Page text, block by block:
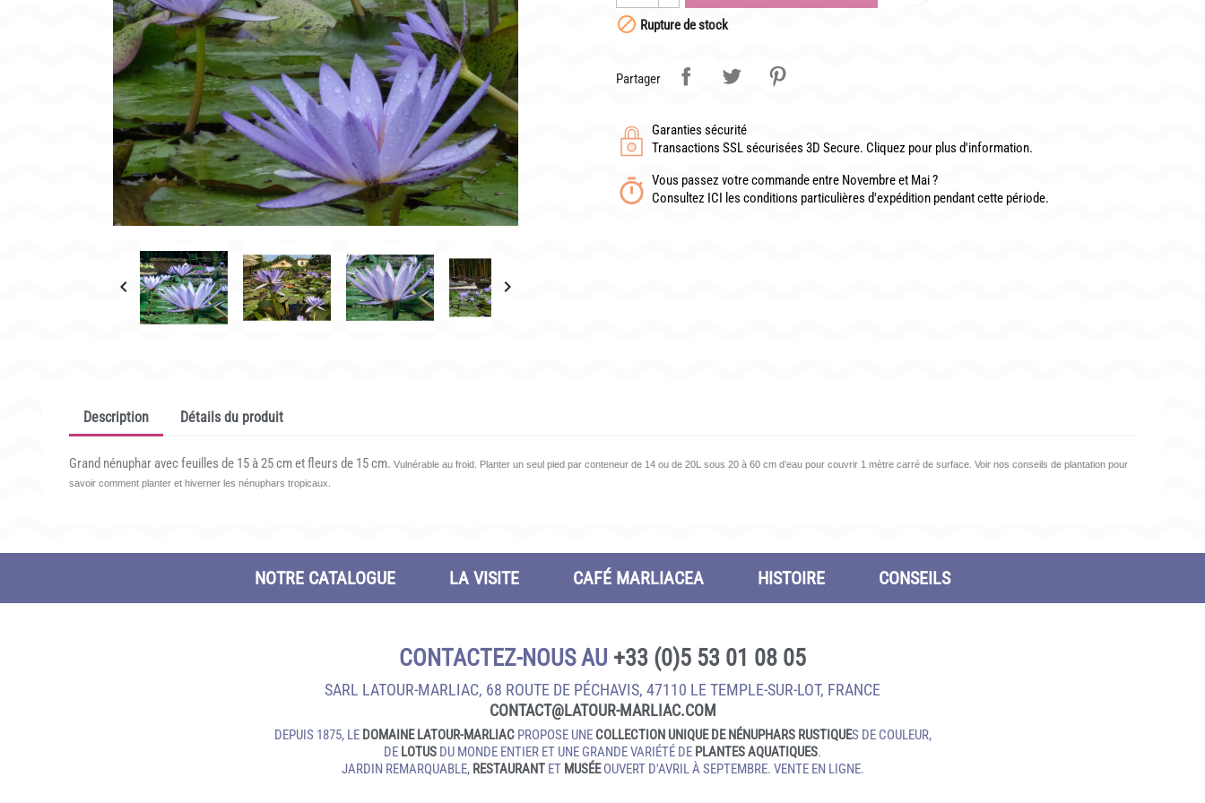
CONDITIONNEMENT, GARANTIES ET DÉLAIS DE LIVRAISON TÉLÉCHARGER UN BON DE COMMANDE VIERGE
 
 Rupture de stock
Partager
Garanties sécurité
Transactions SSL sécurisées 3D Secure. Cliquez pour plus d'information.
Vous passez votre commande entre Novembre et Mai ?
Consultez ICI les conditions particulières d'expédition pendant cette période.
Description Détails du produit
Grand nénuphar avec feuilles de 15 à 25 cm et fleurs de 15 cm. Vulnérable au froid. Planter un seul pied par conteneur de 14 ou de 20L sous 20 à 60 cm d’eau pour couvrir 1 mètre carré de surface. Voir nos conseils de plantation pour
savoir comment planter et hiverner les nénuphars tropicaux.
NOTRE CATALOGUE LA VISITE CAFÉ MARLIACEA HISTOIRE CONSEILS
CONTACTEZ-NOUS AU +33 (0)5 53 01 08 05
SARL LATOUR-MARLIAC, 68 ROUTE DE PÉCHAVIS, 47110 LE TEMPLE‑SUR‑LOT, FRANCE
CONTACT@LATOUR‑MARLIAC.COM
DEPUIS 1875, LE DOMAINE LATOUR-MARLIACPROPOSE UNE COLLECTION UNIQUE DE NÉNUPHARS RUSTIQUES DE COULEUR,
DE LOTUS DU MONDE ENTIER ET UNE GRANDE VARIÉTÉ DE PLANTES AQUATIQUES.
JARDIN REMARQUABLE, RESTAURANTET MUSÉEOUVERT D'AVRIL À SEPTEMBRE. VENTE EN LIGNE.